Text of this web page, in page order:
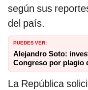
según sus
del país.
PUEDES VER:
Alejandro Soto:
Congreso por plagio
La República